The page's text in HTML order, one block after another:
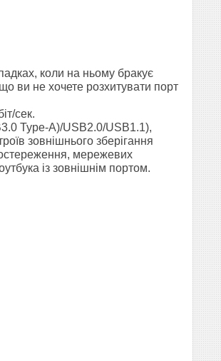
коли на ньому бракує
ви не хочете розхитувати порт
сек.
Type-A)/USB2.0/USB1.1),
зовнішнього зберігання
мережевих
із зовнішнім портом.